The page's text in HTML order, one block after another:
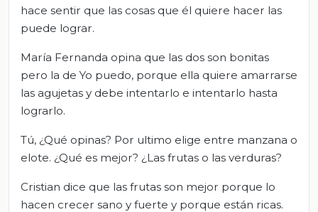
hace sentir que las cosas que él quiere hacer las
puede lograr.
María Fernanda opina que las dos son bonitas
pero la de Yo puedo, porque ella quiere amarrarse
las agujetas y debe intentarlo e intentarlo hasta
lograrlo.
Tú, ¿Qué opinas? Por ultimo elige entre manzana o
elote. ¿Qué es mejor? ¿Las frutas o las verduras?
Cristian dice que las frutas son mejor porque lo
hacen crecer sano y fuerte y porque están ricas.